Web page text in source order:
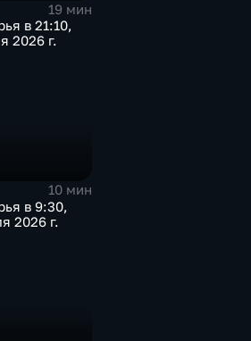
19 мин
в 21:10,
2026 г.
10 мин
в 9:30,
2026 г.